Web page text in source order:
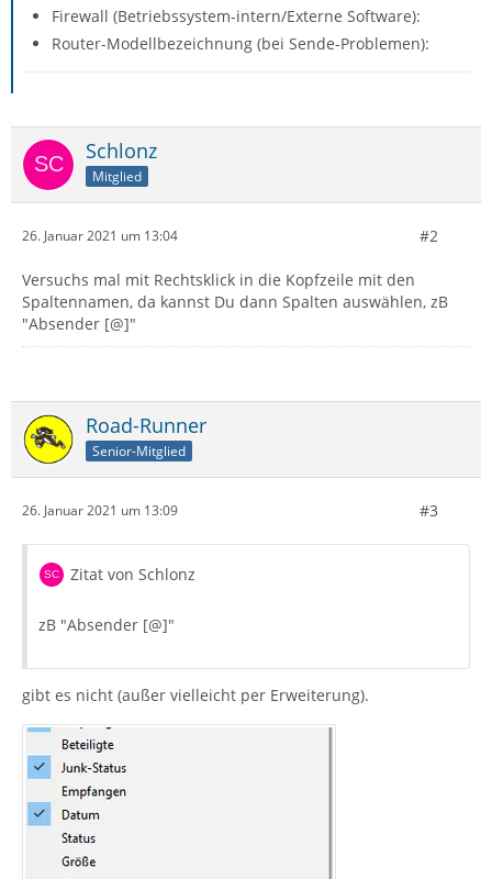
Firewall (Betriebssystem-intern/Externe Software):
Router-Modellbezeichnung (bei Sende-Problemen):
Schlonz
Mitglied
26. Januar 2021 um 13:04 #2
Versuchs mal mit Rechtsklick in die Kopfzeile mit den
Spaltennamen, da kannst Du dann Spalten auswählen, zB
"Absender [@]"
Road-Runner
Senior-Mitglied
26. Januar 2021 um 13:09 #3
Zitat von Schlonz
zB "Absender [@]"
gibt es nicht (außer vielleicht per Erweiterung).